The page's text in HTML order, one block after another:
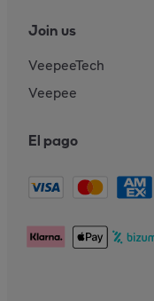
Join us
VeepeeTech
Veepee
El pago